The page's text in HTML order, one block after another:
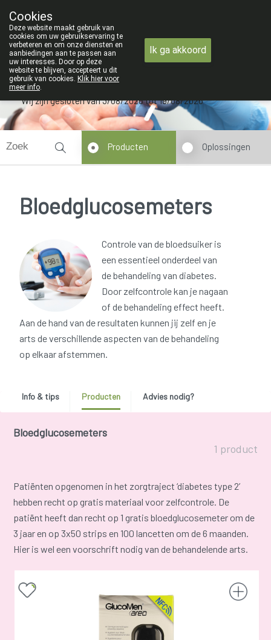
09 228 32 36
Wij zijn gesloten van 3/08/2026 tot 19/08/2026
Producten Oplossingen
Bloedglucosemeters
Controle van de bloedsuiker is
een essentieel onderdeel van
de behandeling van diabetes.
Door zelfcontrole kan je nagaan
of de behandeling effect heeft.
Aan de hand van de resultaten kunnen jij zelf en je
arts de verschillende aspecten van de behandeling
op elkaar afstemmen.
Info & tips Producten Advies nodig?
Bloedglucosemeters
1 product
Patiënten opgenomen in het zorgtraject ‘diabetes type 2’
hebben recht op gratis materiaal voor zelfcontrole. De
patiënt heeft dan recht op 1 gratis bloedglucosemeter om de
3 jaar en op 3x50 strips en 100 lancetten om de 6 maanden.
Hier is wel een voorschrift nodig van de behandelende arts.
Cookies
Deze website maakt gebruik van
cookies om uw gebruikservaring te
verbeteren en om onze diensten en
aanbiedingen aan te passen aan
uw interesses. Door op deze
website te blijven, accepteert u dit
gebruik van cookies. Klik hier voor
meer info.
Ik ga akkoord